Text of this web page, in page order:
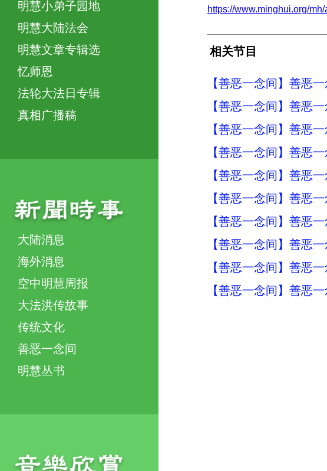
明慧小弟子园地
明慧大陆法会
明慧文章专辑选
忆师恩
法轮大法日专辑
真相广播稿
大陆消息
海外消息
空中明慧周报
大法洪传故事
传统文化
善恶一念间
明慧丛书
https://www.minghui.org/
相关节目
【善恶一念间】善恶
【善恶一念间】善恶
【善恶一念间】善恶
【善恶一念间】善恶
【善恶一念间】善恶
【善恶一念间】善恶
【善恶一念间】善恶
【善恶一念间】善恶
【善恶一念间】善恶
【善恶一念间】善恶